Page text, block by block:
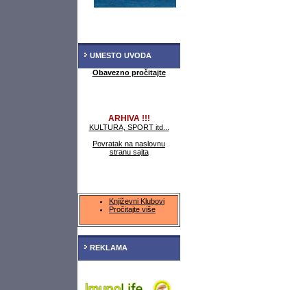
UMESTO UVODA
Obavezno pročitajte
ARHIVA !!!
KULTURA, SPORT itd...
Povratak na naslovnu
stranu sajta
Književni Klubovi
Pročitajte više
REKLAMA